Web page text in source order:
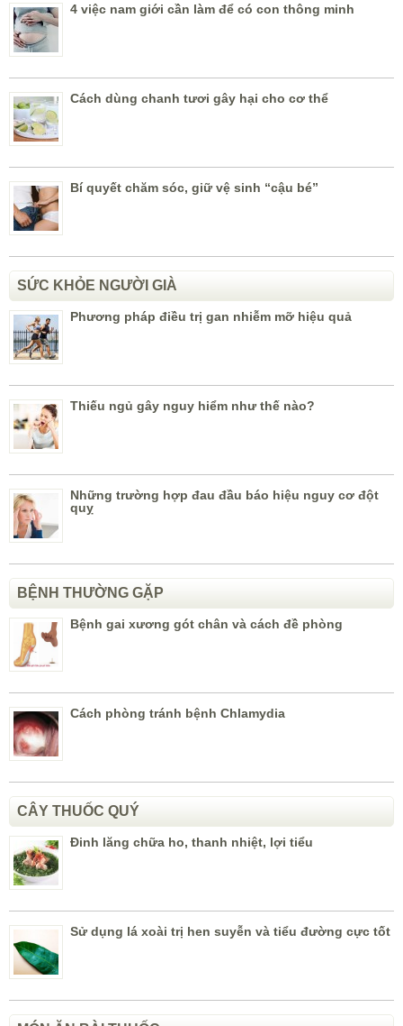
4 việc nam giới cần làm để có con thông minh
Cách dùng chanh tươi gây hại cho cơ thể
Bí quyết chăm sóc, giữ vệ sinh “cậu bé”
SỨC KHỎE NGƯỜI GIÀ
Phương pháp điều trị gan nhiễm mỡ hiệu quả
Thiếu ngủ gây nguy hiểm như thế nào?
Những trường hợp đau đầu báo hiệu nguy cơ đột
quỵ
BỆNH THƯỜNG GẶP
Bệnh gai xương gót chân và cách đề phòng
Cách phòng tránh bệnh Chlamydia
CÂY THUỐC QUÝ
Đinh lăng chữa ho, thanh nhiệt, lợi tiểu
Sử dụng lá xoài trị hen suyễn và tiểu đường cực tốt